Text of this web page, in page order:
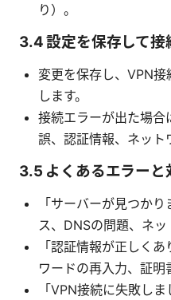
り）。
3.4 設定を保存して接
変更を保存し、VPN
します。
接続エラーが出た場合
誤、認証情報、ネット
3.5 よくあるエラーと
「サーバーが見つか
ス、DNSの問題、ネッ
「認証情報が正しく
ワードの再入力、証明
「VPN接続に失敗し